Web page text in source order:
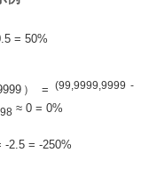
= 50%
） = (99,9999,9999 -
≈ 0 = 0%
-2.5 = -250%